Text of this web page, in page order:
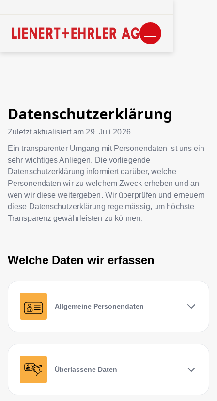
Datenschutzerklärung
Zuletzt aktualisiert am 29. Juli 2026
Ein transparenter Umgang mit Personendaten ist uns ein
sehr wichtiges Anliegen. Die vorliegende
Datenschutzerklärung informiert darüber, welche
Personendaten wir zu welchem Zweck erheben und an
wen wir diese weitergeben. Wir überprüfen und erneuern
diese Datenschutzerklärung regelmässig, um höchste
Transparenz gewährleisten zu können.
Welche Daten wir erfassen
Allgemeine Personendaten
Überlassene Daten